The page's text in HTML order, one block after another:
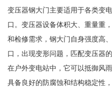
变压器钢大门主要适用于各类变
口。变压器设备体积大、重量重
和检修需求，钢大门自身强度高
口，出现变形问题，匹配变压器的
在户外变电站中，它可以抵御风
具备良好的防腐蚀和结构稳定性